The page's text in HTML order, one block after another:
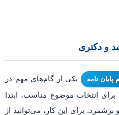
و دکتری
پایان‌ نامه
یکی از گام‌های مهم در
انتخاب موضوع مناسب، ابتدا
برای این کار، می‌توانید از